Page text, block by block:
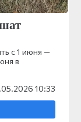
с 1 июня —
в
10:33